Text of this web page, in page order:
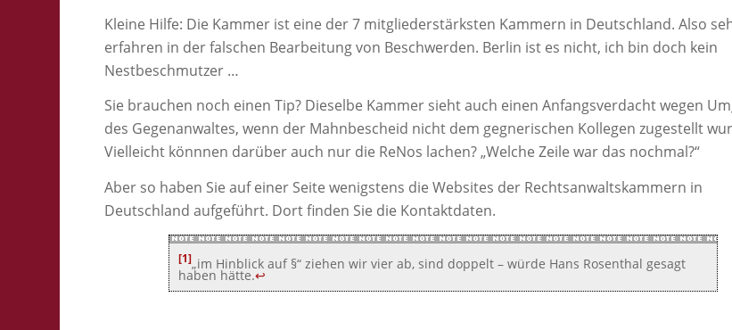
Kleine Hilfe: Die Kammer ist eine der 7 mitgliederstärksten Kammern in Deutschland. Also
erfahren in der falschen Bearbeitung von Beschwerden. Berlin ist es nicht, ich bin doch kein
Nestbeschmutzer …
Sie brauchen noch einen Tip? Dieselbe Kammer sieht auch einen Anfangsverdacht wegen
des Gegenanwaltes, wenn der Mahnbescheid nicht dem gegnerischen Kollegen zugestellt
Vielleicht könnnen darüber auch nur die ReNos lachen? „Welche Zeile war das nochmal?“
Aber so haben Sie auf einer Seite wenigstens die Websites der Rechtsanwaltskammern in
Deutschland aufgeführt. Dort finden Sie die Kontaktdaten.
[1]„im Hinblick auf §“ ziehen wir vier ab, sind doppelt – würde Hans Rosenthal gesagt
haben hätte.↩